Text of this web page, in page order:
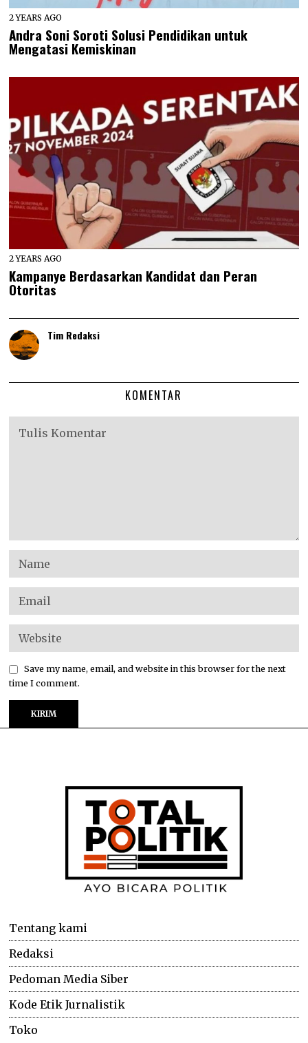
2 YEARS AGO
Andra Soni Soroti Solusi Pendidikan untuk
Mengatasi Kemiskinan
2 YEARS AGO
Kampanye Berdasarkan Kandidat dan Peran
Otoritas
Tim Redaksi
KOMENTAR
Save my name, email, and website in this browser for the next
time I comment.
Tentang kami
Redaksi
Pedoman Media Siber
Kode Etik Jurnalistik
Toko